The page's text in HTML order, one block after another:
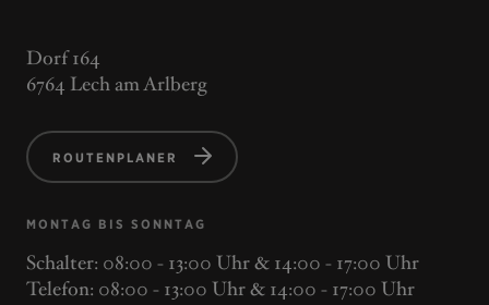
Dorf 164
6764 Lech am Arlberg
ROUTENPLANER
MONTAG BIS SONNTAG
Schalter: 08:00 - 13:00 Uhr & 14:00 - 17:00 Uhr
Telefon: 08:00 - 13:00 Uhr & 14:00 - 17:00 Uhr